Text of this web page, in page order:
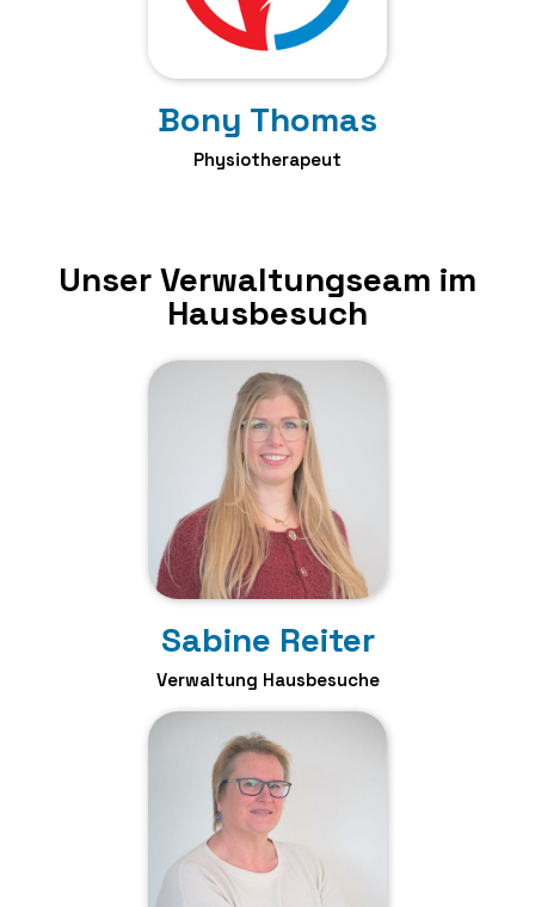
Bony Thomas
Physiotherapeut
Unser Verwaltungseam im
Hausbesuch
Sabine Reiter
Verwaltung Hausbesuche